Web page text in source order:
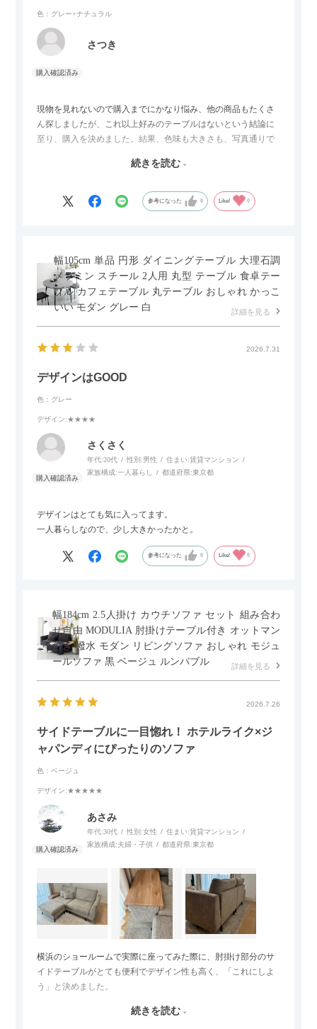
色：グレー×ナチュラル
さつき
現物を見れないので購入までにかなり悩み、他の商品もたくさ
ん探しましたが、これ以上好みのテーブルはないという結論に
至り、購入を決めました。結果、色味も大きさも、写真通りで
セラミック天板が思った以上に滑りが良く、汚れも拭きやすい
はいけないかもしれません。天板が冷たいので冬にどうなるの
かなというのも気になります。
続きを読む
参考になった 0 Like! 0
幅105cm 単品 円形 ダイニングテーブル 大理石調
メラミン スチール 2人用 丸型 テーブル 食卓テー
ブル カフェテーブル 丸テーブル おしゃれ かっこ
いい モダン グレー 白
詳細を見る
2026.7.31
デザインはGOOD
色：グレー
デザイン:★★★★
さくさく
年代:20代 性別:男性 住まい:賃貸マンション
家族構成:一人暮らし 都道府県:東京都
デザインはとても気に入ってます。
一人暮らしなので、少し大きかったかと。
参考になった 0 Like! 0
幅184cm 2.5人掛け カウチソファ セット 組み合わ
せ自由 MODULIA 肘掛けテーブル付き オットマン
付き 撥水 モダン リビングソファ おしゃれ モジュ
ールソファ 黒 ベージュ ルンバブル
詳細を見る
2026.7.26
サイドテーブルに一目惚れ！ ホテルライク×ジ
ャパンディにぴったりのソファ
色：ベージュ
デザイン:★★★★★
あさみ
年代:30代 性別:女性 住まい:賃貸マンション
家族構成:夫婦・子供 都道府県:東京都
横浜のショールームで実際に座ってみた際に、肘掛け部分のサ
イドテーブルがとても便利でデザイン性も高く、「これにしよ
う」と決めました。
サイズは2.5人掛けですが、幅184cmとコンパクトなので圧迫感
続きを読む